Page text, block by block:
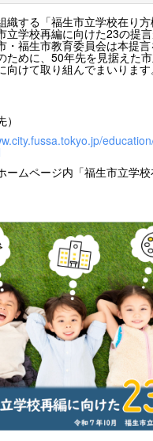
織する「福生市立学校在り
立学校再編に向けた23の提
・福生市教育委員会は本提
ために、50年先を見据えた
向けて取り組んでまいりま
ームページ内「福生市立学